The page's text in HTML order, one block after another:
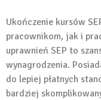
Ukończenie kursów
pracownikom, jak i
uprawnień SEP to
wynagrodzenia.
do lepiej płatnych
bardziej